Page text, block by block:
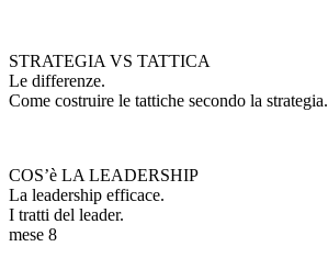
STRATEGIA VS TATTICA
Le differenze.
Come costruire le tattiche secondo la strategia.
COS’è LA LEADERSHIP
La leadership efficace.
I tratti del leader.
mese 8